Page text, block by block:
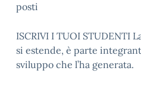
posti
ISCRIVI I TUOI STUDENTI
si estende, è parte
sviluppo che l’ha generata.